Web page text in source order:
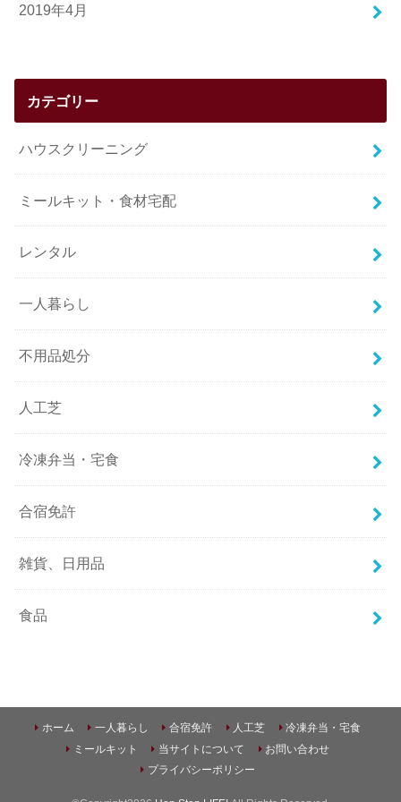
2019年4月
カテゴリー
ハウスクリーニング
ミールキット・食材宅配
レンタル
一人暮らし
不用品処分
人工芝
冷凍弁当・宅食
合宿免許
雑貨、日用品
食品
ホーム 一人暮らし 合宿免許 人工芝
冷凍弁当・宅食
ミールキット
当サイトについて
お問い合わせ
プライバシーポリシー